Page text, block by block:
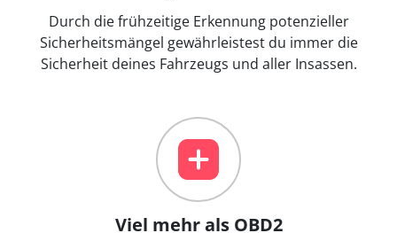
Durch die frühzeitige Erkennung potenzieller
Sicherheitsmängel gewährleistest du immer die
Sicherheit deines Fahrzeugs und aller Insassen.
Viel mehr als OBD2